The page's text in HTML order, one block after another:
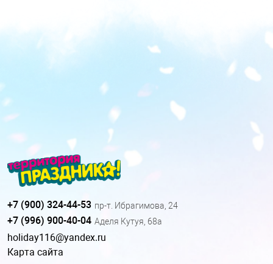
+7 (900) 324-44-53 пр-т. Ибрагимова, 24
+7 (996) 900-40-04 Аделя Кутуя, 68а
holiday116@yandex.ru
Карта сайта